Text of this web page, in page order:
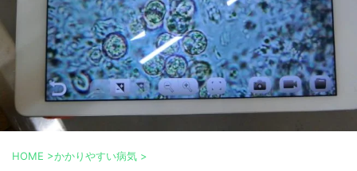
HOME >かかりやすい病気 >